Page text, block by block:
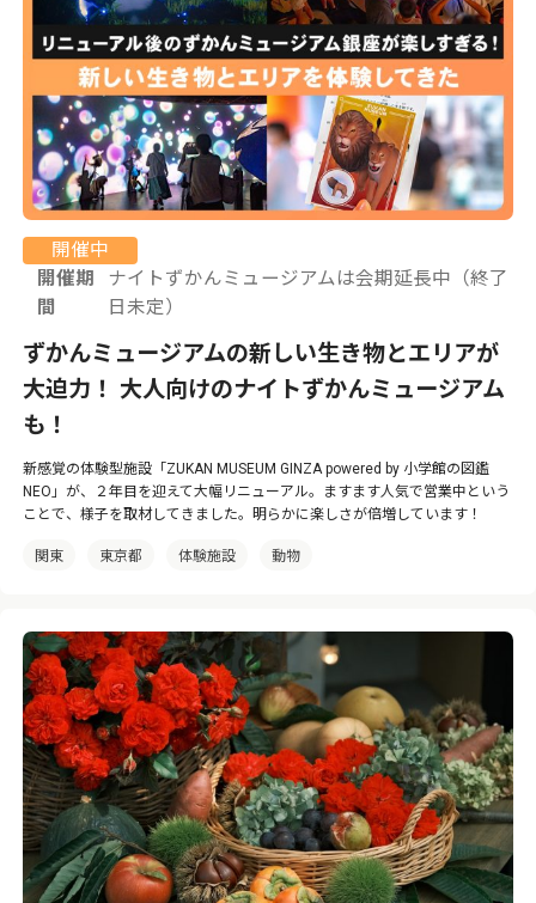
開催中
開催期
間
ナイトずかんミュージアムは会期延長中（終了
日未定）
ずかんミュージアムの新しい生き物とエリアが
大迫力！ 大人向けのナイトずかんミュージアム
も！
新感覚の体験型施設「ZUKAN MUSEUM GINZA powered by 小学館の図鑑
NEO」が、２年目を迎えて大幅リニューアル。ますます人気で営業中という
ことで、様子を取材してきました。明らかに楽しさが倍増しています！
関東 東京都 体験施設 動物